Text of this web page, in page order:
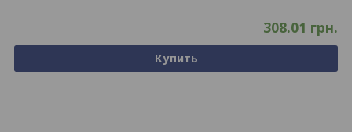
308.01 грн.
Купить